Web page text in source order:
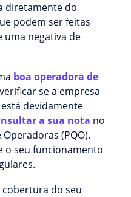
diretamente do
podem ser feitas
uma negativa de
boa operadora de
se a empresa
devidamente
a sua nota no
(PQO).
o seu funcionamento
cobertura do seu